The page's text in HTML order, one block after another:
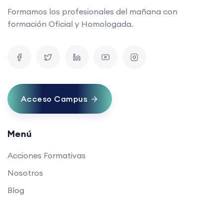
Formamos los profesionales del mañana con
formación Oficial y Homologada.
Acceso Campus
Menú
Acciones Formativas
Nosotros
Blog